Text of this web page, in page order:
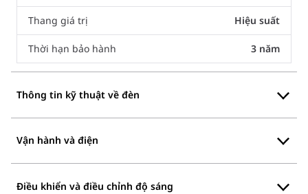
Thang giá trị Hiệu suất
Thời hạn bảo hành 3 năm
Thông tin kỹ thuật về đèn
Vận hành và điện
Điều khiển và điều chỉnh độ sáng